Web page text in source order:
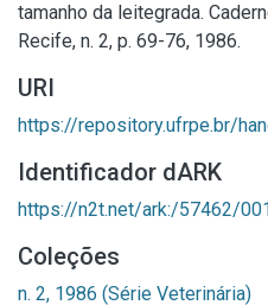
tamanho da leitegrada.
Recife, n. 2, p. 69-76, 1986.
URI
https://repository.ufrpe.br/
Identificador dARK
https://n2t.net/ark:/57462/
Coleções
n. 2, 1986 (Série Veterinária)